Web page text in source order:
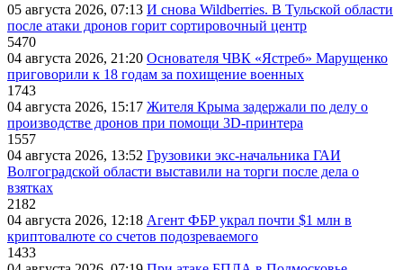
05 августа 2026, 07:13 И снова Wildberries. В Тульской области
после атаки дронов горит сортировочный центр
5470
04 августа 2026, 21:20 Основателя ЧВК «Ястреб» Марущенко
приговорили к 18 годам за похищение военных
1743
04 августа 2026, 15:17 Жителя Крыма задержали по делу о
производстве дронов при помощи 3D‑принтера
1557
04 августа 2026, 13:52 Грузовики экс-начальника ГАИ
Волгоградской области выставили на торги после дела о
взятках
2182
04 августа 2026, 12:18 Агент ФБР украл почти $1 млн в
криптовалюте со счетов подозреваемого
1433